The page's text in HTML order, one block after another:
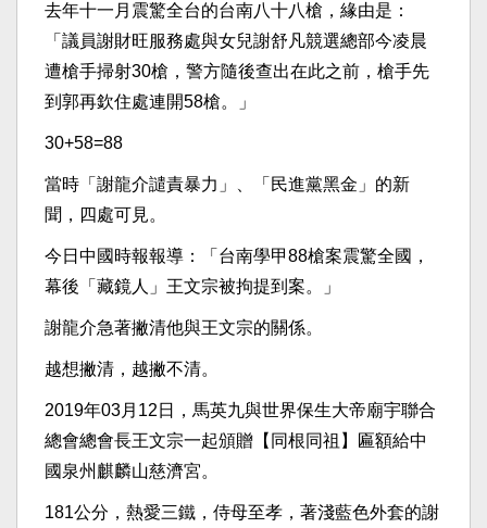
去年十一月震驚全台的台南八十八槍，緣由是：
「議員謝財旺服務處與女兒謝舒凡競選總部今凌晨
遭槍手掃射30槍，警方隨後查出在此之前，槍手先
到郭再欽住處連開58槍。」
30+58=88
當時「謝龍介譴責暴力」、「民進黨黑金」的新
聞，四處可見。
今日中國時報報導：「台南學甲88槍案震驚全國，
幕後「藏鏡人」王文宗被拘提到案。」
謝龍介急著撇清他與王文宗的關係。
越想撇清，越撇不清。
2019年03月12日，馬英九與世界保生大帝廟宇聯合
總會總會長王文宗一起頒贈【同根同祖】匾額給中
國泉州麒麟山慈濟宮。
181公分，熱愛三鐵，侍母至孝，著淺藍色外套的謝